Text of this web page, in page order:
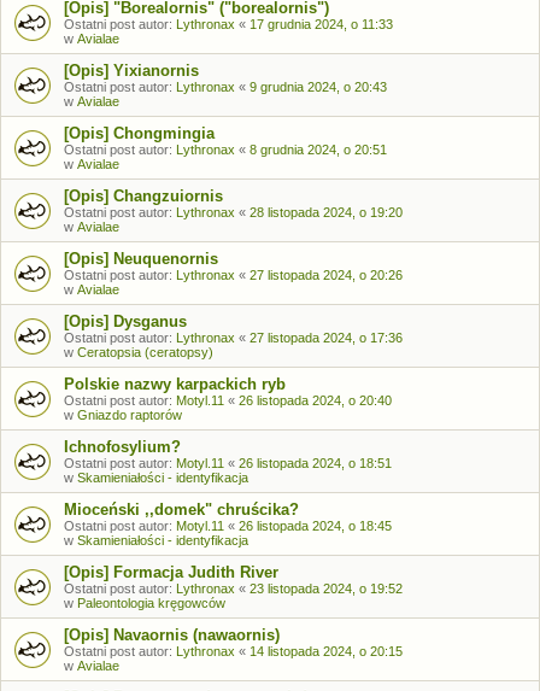
[Opis] "Borealornis" ("borealornis")
Ostatni post autor: Lythronax « 17 grudnia 2024, o 11:33
w Avialae
[Opis] Yixianornis
Ostatni post autor: Lythronax « 9 grudnia 2024, o 20:43
w Avialae
[Opis] Chongmingia
Ostatni post autor: Lythronax « 8 grudnia 2024, o 20:51
w Avialae
[Opis] Changzuiornis
Ostatni post autor: Lythronax « 28 listopada 2024, o 19:20
w Avialae
[Opis] Neuquenornis
Ostatni post autor: Lythronax « 27 listopada 2024, o 20:26
w Avialae
[Opis] Dysganus
Ostatni post autor: Lythronax « 27 listopada 2024, o 17:36
w Ceratopsia (ceratopsy)
Polskie nazwy karpackich ryb
Ostatni post autor: Motyl.11 « 26 listopada 2024, o 20:40
w Gniazdo raptorów
Ichnofosylium?
Ostatni post autor: Motyl.11 « 26 listopada 2024, o 18:51
w Skamieniałości - identyfikacja
Mioceński ,,domek" chruścika?
Ostatni post autor: Motyl.11 « 26 listopada 2024, o 18:45
w Skamieniałości - identyfikacja
[Opis] Formacja Judith River
Ostatni post autor: Lythronax « 23 listopada 2024, o 19:52
w Paleontologia kręgowców
[Opis] Navaornis (nawaornis)
Ostatni post autor: Lythronax « 14 listopada 2024, o 20:15
w Avialae